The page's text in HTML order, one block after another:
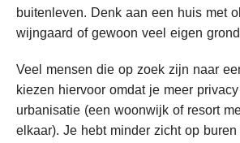
buitenleven. Denk aan een huis met
wijngaard of gewoon veel eigen
Veel mensen die op zoek zijn naar
kiezen hiervoor omdat je meer
urbanisatie (een woonwijk of resort
elkaar). Je hebt minder zicht op